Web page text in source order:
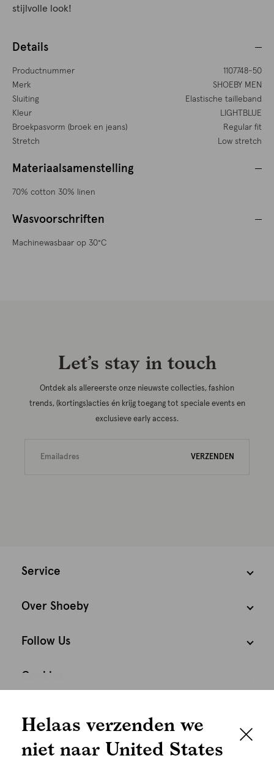
graag persoonlijk
stijlvolle look!
Details
Productnummer
1107748-50
Merk
SHOEBY MEN
Sluiting
Elastische tailleband
Kleur
LIGHTBLUE
Broekpasvorm (broek en jeans)
Regular fit
Stretch
Low stretch
Materiaalsamenstelling
70% cotton 30% linen
Wasvoorschriften
Machinewasbaar op 30°C
Let’s stay in touch
Ontdek als allereerste onze nieuwste collecties, fashion
trends, (kortings)acties én krijg toegang tot speciale events en
exclusieve early access.
VERZENDEN
Service
Over Shoeby
Follow Us
Cookies
Helaas verzenden we
niet naar United States